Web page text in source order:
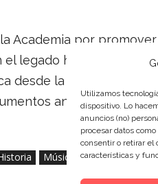
Utilizamos
dispositivo. Lo
anuncios (no)
procesar datos
consentir o retirar el
características y
Academia por
legado histórico.
desde la composición
antiguos –
Música